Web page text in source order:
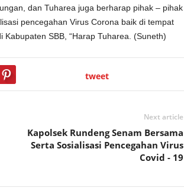
dan Tuharea juga berharap pihak – pihak
pencegahan Virus Corona baik di tempat
SBB, “Harap Tuharea. (Suneth)
tweet
Next article
Kapolsek Rundeng Senam Bersama
Serta Sosialisasi Pencegahan Virus
Covid - 19